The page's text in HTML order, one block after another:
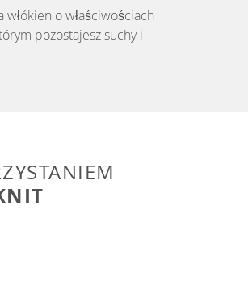
o właściwościach
pozostajesz suchy i